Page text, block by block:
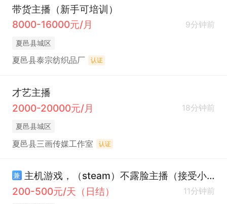
带货主播（新手可培训）
8000-16000元/月
9分钟前
夏邑县城区
夏邑县泰宗纺织品厂 认证
才艺主播
2000-20000元/月
18分钟前
夏邑县城区
夏邑县三画传媒工作室 认证
兼
主机游戏，（steam）不露脸主播（接受小白）
200-500元/天（日结）
11分钟前